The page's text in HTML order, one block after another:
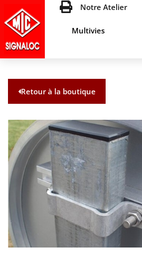
Notre Atelier
Multivies
Retour à la boutique